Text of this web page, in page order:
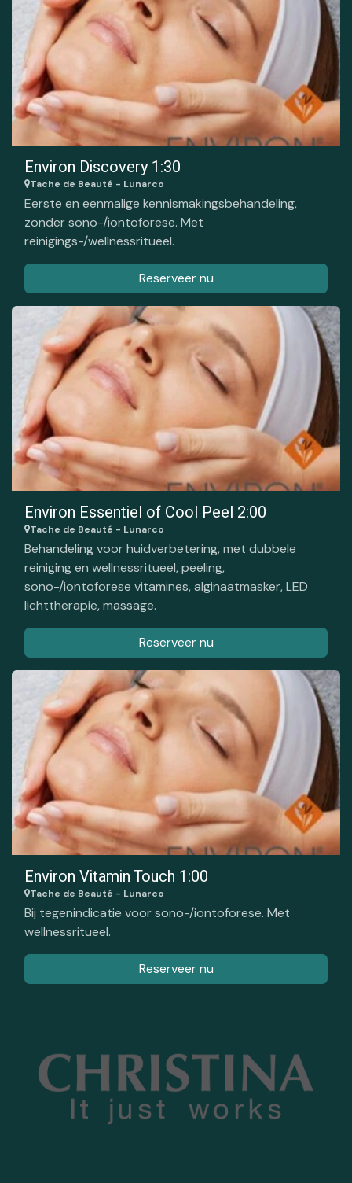
Environ Discovery 1:30
Tache de Beauté - Lunarco
Eerste en eenmalige kennismakingsbehandeling,
zonder sono-/iontoforese. Met
reinigings-/wellnessritueel.
Reserveer nu
Environ Essentiel of Cool Peel 2:00
Tache de Beauté - Lunarco
Behandeling voor huidverbetering, met dubbele
reiniging en wellnessritueel, peeling,
sono-/iontoforese vitamines, alginaatmasker, LED
lichttherapie, massage.
Reserveer nu
Environ Vitamin Touch 1:00
Tache de Beauté - Lunarco
Bij tegenindicatie voor sono-/iontoforese. Met
wellnessritueel.
Reserveer nu